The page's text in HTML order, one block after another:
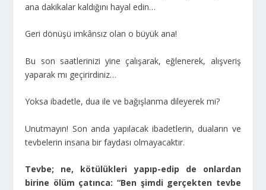
ana dakikalar kaldığını hayal edin…
Geri dönüşü imkânsız olan o büyük ana!
Bu son saatlerinizi yine çalışarak, eğlenerek, alışveriş
yaparak mı geçirirdiniz…
Yoksa ibadetle, dua ile ve bağışlanma dileyerek mi?
Unutmayın! Son anda yapılacak ibadetlerin, duaların ve
tevbelerin insana bir faydası olmayacaktır.
Tevbe; ne, kötülükleri yapıp-edip de onlardan
birine ölüm çatınca: “Ben şimdi gerçekten tevbe